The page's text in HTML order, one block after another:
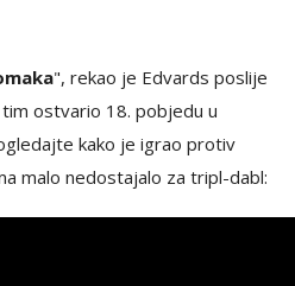
", rekao je Edvards poslije
ostvario 18. pobjedu u
kako je igrao protiv
malo nedostajalo za tripl-dabl: